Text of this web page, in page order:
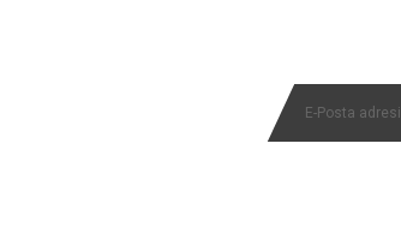
Yorum Yaz